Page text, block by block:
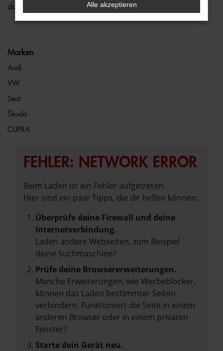
durchzustarten.
Marken
Audi
VW
Seat
Škoda
CUPRA
FEHLER: NETWORK ERROR
Beim Laden ist ein Fehler aufgetreten.
Hier sind ein paar Tipps, die dir helfen können:
Überprüfe deine Firewall und deine
Internetverbindung.
Laden andere Webseiten, zum Beispiel
deine Suchmaschine?
Prüfe deine Browsererweiterungen.
Manche Erweiterungen, wie Werbeblocker,
können das Laden bestimmter Seiten
verhindern. Funktioniert die Seite in einem
anderen Browser oder in einem privaten
Fenster?
Starte dein Gerät neu.
Alle akzeptieren